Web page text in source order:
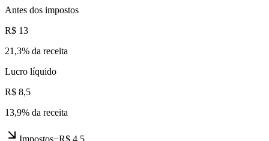
Antes dos impostos
R$ 13
21,3% da receita
Lucro líquido
R$ 8,5
13,9% da receita
Impostos−R$ 4,5